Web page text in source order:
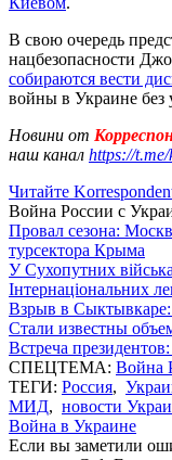
В свою очередь
нацбезопасности
собираются вести
войны в Украине без
Новини от
наш канал https://
Читайте
Война России с
Провал сезона:
турсектора Крыма
У Сухопутних
Інтернаціональних
Взрыв в Сыктывкаре:
Стали известны
Встреча
СПЕЦТЕМА: Война
ТЕГИ: Россия,
МИД, новости
Война в Украине
Если вы заметили